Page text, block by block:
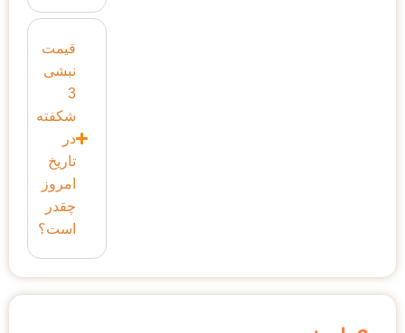
قیمت
نبشی
3
شکفته
در
تاریخ
امروز
چقدر
است؟